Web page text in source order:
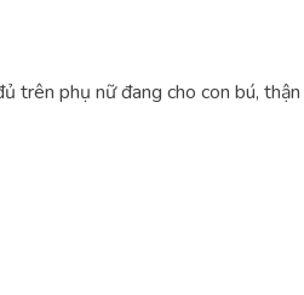
trên phụ nữ đang cho con bú,